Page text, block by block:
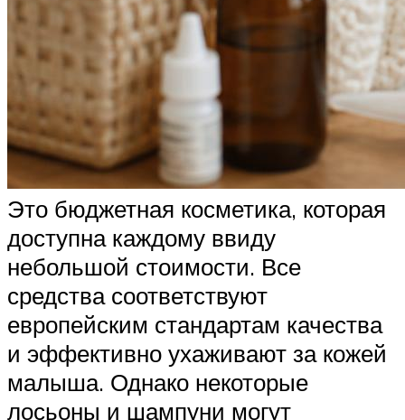
Это бюджетная косметика, которая
доступна каждому ввиду
небольшой стоимости. Все
средства соответствуют
европейским стандартам качества
и эффективно ухаживают за кожей
малыша. Однако некоторые
лосьоны и шампуни могут